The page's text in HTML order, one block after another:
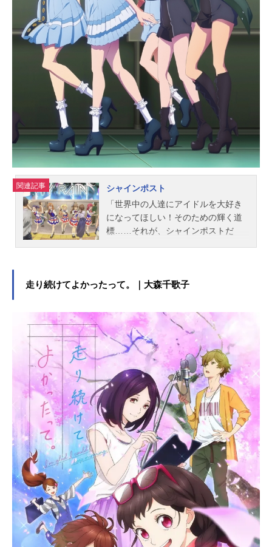
関連記事
シャインポスト
「世界中の人達にアイドルを大好き
になってほしい！そのための輝く道
標……それが、シャインポストだ
聖舞理王。彼女らに救いの手として
ャー、のはずが……「僕、マネージ
ャーはやらないよ」現われたのは、
まるでやる気のない男、日生直輝だ
った。だが、彼には一つ特別な力が
備わっていて……？これは、絶対ア
イドルを目指すため、君と少女たち
が光り輝く物語。作品名シャインポ
スト放送形態TVアニメスケジュール
2022年7月12日（火）～2022年10月
18日（火）日本テレビほか話数全12
話キャスト青天国春：鈴代紗弓玉城
杏夏：蟹沢萌子聖舞理王：夏吉ゆう
こ祇園寺雪音：長谷川里桃伊藤紅
葉：中川梨花螢：大橋彩香黒金蓮：
芹澤優唐林青葉：高瀬くるみ唐林絃
葉：久保田未夢氷海菜花：高柳知葉
苗川柔：香里有佐日生優希：小松未
可子虎渡誉：富田美憂ナターリャ：
走り続けてよかったって。｜大森千歌子